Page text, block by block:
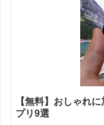
【無料】おしゃれ
プリ9選